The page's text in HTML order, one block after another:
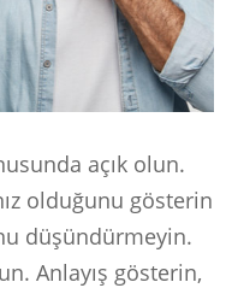
açık olun.
olduğunu gösterin
düşündürmeyin.
Anlayış gösterin,